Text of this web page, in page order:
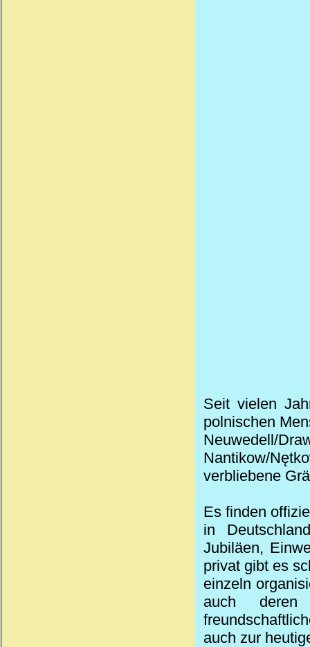
Seit vielen
polnischen
Neuwedell/
Nantikow/
verbliebene
Es finden
in
Jubiläen,
privat gibt es
einzeln
auch deren
auch zur